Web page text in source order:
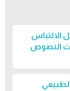
الالتباس
النصوص